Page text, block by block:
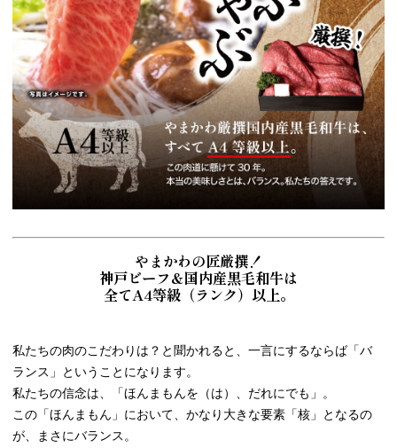
やまかわの匠厳撰！
神戸ビーフ＆国内産黒毛和牛は
全てA4等級（ランク）以上。
私たちの肉のこだわりは？と聞かれると、一言にするならば「バ
ランス」ということになります。
私たちの信念は、「ほんまもんを（は）、だれにでも」。
この「ほんまもん」において、かなり大きな要素「核」となるの
が、まさにバランス。